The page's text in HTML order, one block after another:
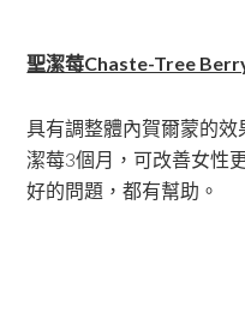
聖潔莓Chaste-Tree
具有調整體內賀爾蒙的
潔莓3個月，可改善女性
好的問題，都有幫助。